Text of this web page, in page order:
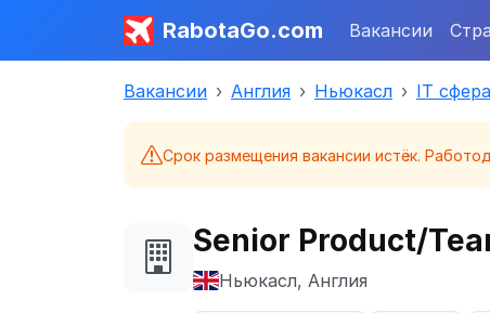
RabotaGo.com Вакансии
Вакансии Англия Ньюкасл IT сфера
Срок размещения вакансии истёк.
Senior Product/
Ньюкасл, Англия